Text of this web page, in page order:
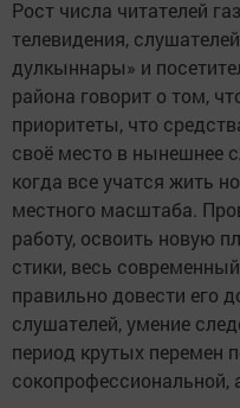
Рост числа читателей
телевидения,
дулкыннары» и
района говорит о том,
приоритеты, что
своё место в ны­нешнее
когда все учат­ся жить
местного масштаба.
работу, освоить новую
стики, весь
правильно довести его
слушателей, умение
период крутых пере­мен
сокопрофессиональной,